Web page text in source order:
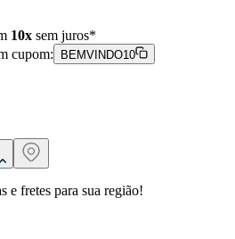
10x sem juros*
cupom:
BEMVINDO10
e fretes para sua região!